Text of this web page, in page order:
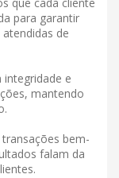
que cada cliente
para garantir
de
integridade e
mantendo
bem-
falam da